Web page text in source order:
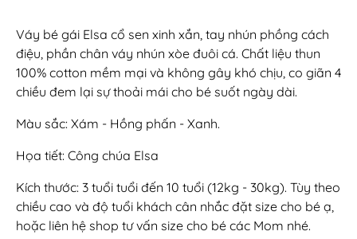
Váy bé gái Elsa cổ sen xinh xắn, tay nhún phồng cách
điệu, phần chân váy nhún xòe đuôi cá. Chất liệu thun
100% cotton mềm mại và không gây khó chịu, co giãn 4
chiều đem lại sự thoải mái cho bé suốt ngày dài.
Màu sắc: Xám - Hồng phấn - Xanh.
Họa tiết: Công chúa Elsa
Kích thước: 3 tuổi tuổi đến 10 tuổi (12kg - 30kg). Tùy theo
chiều cao và độ tuổi khách cân nhắc đặt size cho bé ạ,
hoặc liên hệ shop tư vấn size cho bé các Mom nhé.